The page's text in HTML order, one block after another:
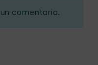
comentario.